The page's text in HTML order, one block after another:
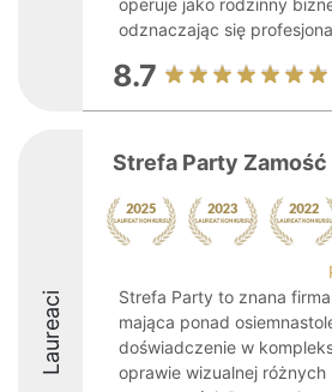
operuje jako rodzinny
odznaczając się
8.7
Laureaci
Strefa Party Zamość
Strefa Party to znana
mająca ponad
doświadczenie w
oprawie wizualnej różnych